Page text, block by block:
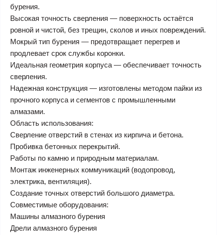
бурения.
Высокая точность сверления — поверхность остаётся
ровной и чистой, без трещин, сколов и иных повреждений.
Мокрый тип бурения — предотвращает перегрев и
продлевает срок службы коронки.
Идеальная геометрия корпуса — обеспечивает точность
сверления.
Надежная конструкция — изготовлены методом пайки из
прочного корпуса и сегментов с промышленными
алмазами.
Область использования:
Сверление отверстий в стенах из кирпича и бетона.
Пробивка бетонных перекрытий.
Работы по камню и природным материалам.
Монтаж инженерных коммуникаций (водопровод,
электрика, вентиляция).
Создание точных отверстий большого диаметра.
Совместимые оборудования:
Машины алмазного бурения
Дрели алмазного бурения